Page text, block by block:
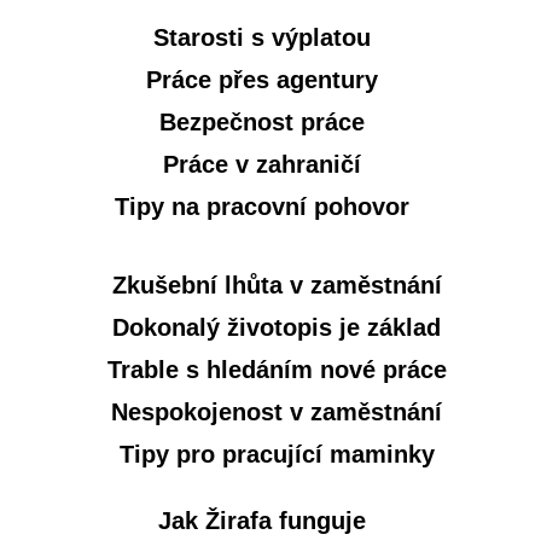
Starosti s výplatou
Práce přes agentury
Bezpečnost práce
Práce v zahraničí
Tipy na pracovní pohovor
Zkušební lhůta v zaměstnání
Dokonalý životopis je základ
Trable s hledáním nové práce
Nespokojenost v zaměstnání
Tipy pro pracující maminky
Jak Žirafa funguje